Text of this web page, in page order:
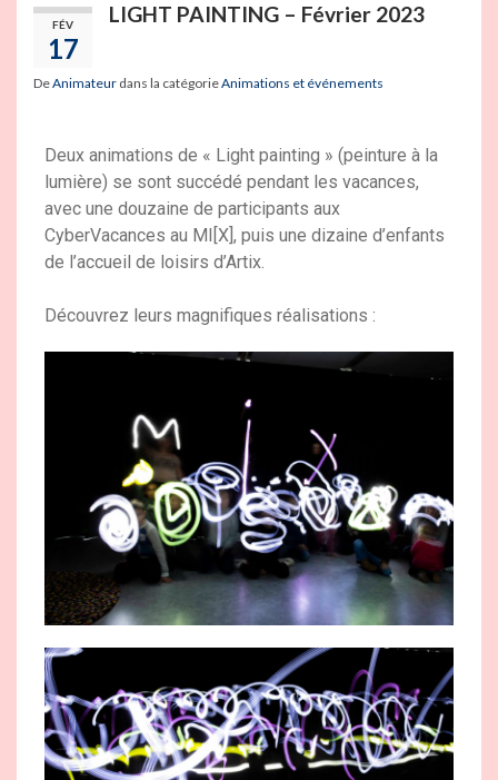
FÉV
17
LIGHT PAINTING – Février 2023
DeAnimateur dans la catégorieAnimations et événements
Deux animations de « Light painting » (peinture à la
lumière) se sont succédé pendant les vacances,
avec une douzaine de participants aux
CyberVacances au MI[X], puis une dizaine d’enfants
de l’accueil de loisirs d’Artix.
Découvrez leurs magnifiques réalisations :